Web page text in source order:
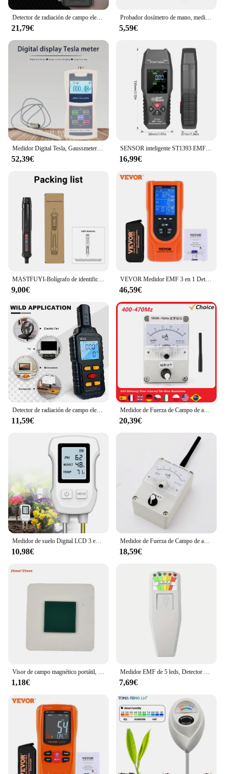
Detector de radiación de campo electromagnético rd630 instrumento emf multifuncional instrumento portátil de alarma de radiofrecuencia
21,79€
Probador dosímetro de mano, medidor de radiación de campo electromagnético, detector de radiación, medidor de fuerza electromotora digital, medidor Gauss
5,59€
Medidor Digital Tesla, Gaussmeter 200mT/2000mT, sonda Hall Radial estándar, probador de campo magnético de superficie sensible de alta precisión
52,39€
SENSOR inteligente ST1393 EMF, medidor de campo electromagnético, Detector EMF, Digital de mano, LCD, probador de radiación de campo electromagnético
16,99€
9,00€
VEVOR Medidor EMF 3 en 1 Detector de Radiación de Campo Electromagnético Recargable Portátil 5 Hz-3,5 GHz Probador EMF Digital LCD para Inspección del Hogar EF MF RF Equipos para Exteriores
46,59€
11,59€
Medidor de Fuerza de Campo de ancho de banda de 100K a 1GHz, indicador de intensidad de campo de alta sensibilidad con función de amortiguación automática integrada
20,39€
10,98€
Medidor de Fuerza de Campo de amortiguación automático incorporado, 100KHz a 1GHz, indicador de intensidad de campo de alta sensibilidad
18,59€
1,18€ 7,69€